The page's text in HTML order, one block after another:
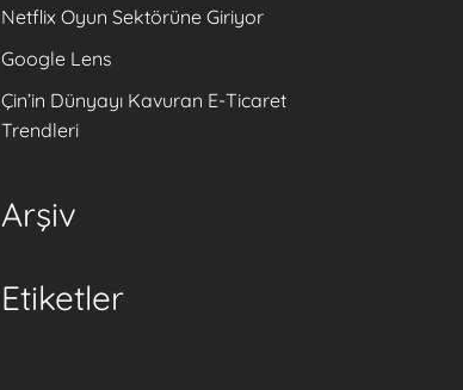
Netflix Oyun Sektörüne Giriyor
Google Lens
Çin’in Dünyayı Kavuran E-Ticaret
Trendleri
Arşiv
Etiketler